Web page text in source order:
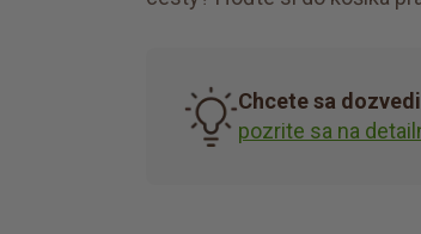
Chcete sa
pozrite sa na